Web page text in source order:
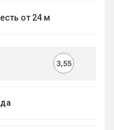
есть от 24 м
3,55
да